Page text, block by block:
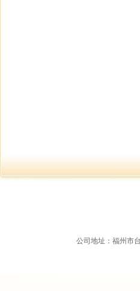
公司地址：福州市